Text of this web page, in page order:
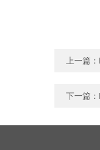
上一篇：
下一篇：